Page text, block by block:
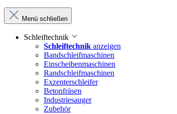
Menü schließen
Schleiftechnik
Schleiftechnik anzeigen
Bandschleifmaschinen
Einscheibenmaschinen
Randschleifmaschinen
Exzenterschleifer
Betonfräsen
Industriesauger
Zubehör